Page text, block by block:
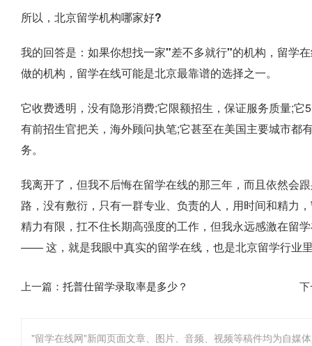
所以，北京留学机构哪家好?
我的回答是： 如果你想找一家"差不多就行"的机构，留学
做的机构，留学在线可能是北京最靠谱的选择之一。
它收费透明，没有隐形消费;它限额招生，保证服务质量;
有前招生官把关，海外顾问执笔;它甚至在美国主要城市都
务。
我离开了，但我不后悔在留学在线的那三年，而且依然会
路，没有敷衍，只有一群专业、负责的人，用时间和精力
精力有限，扛不住长期高强度的工作，但我永远感激在留
—— 这，就是我眼中真实的留学在线，也是北京留学行业
上一篇： 托普仕留学录取率是多少？
"留学在线网"新闻页面文章、图片、音频、视频等稿件均为自媒